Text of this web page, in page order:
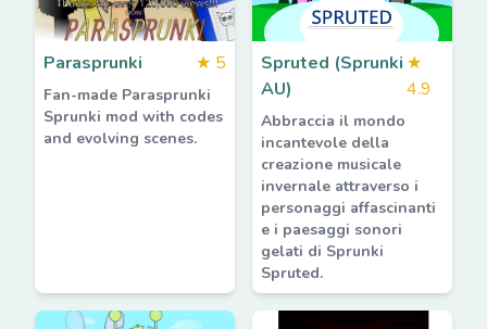
Parasprunki ★ 5
Fan-made Parasprunki
Sprunki mod with codes
and evolving scenes.
Spruted (Sprunki
AU)
★
4.9
Abbraccia il mondo
incantevole della
creazione musicale
invernale attraverso i
personaggi affascinanti
e i paesaggi sonori
gelati di Sprunki
Spruted.